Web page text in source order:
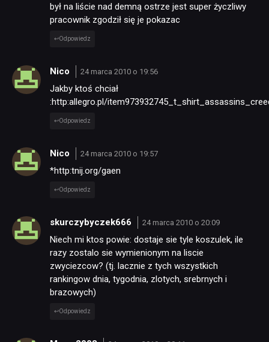
był na liście nad demną ostrze jest super życzliwy
pracownik zgodził się je pokazac
Odpowiedz
Nico 24 marca 2010 o 19:56
Jakby ktoś chciał
:http:allegro.pl/
Odpowiedz
Nico 24 marca 2010 o 19:57
*http:tnij.org/gaen
Odpowiedz
skurczybyczek666 24 marca 2010 o 20:09
Niech mi ktos powie: dostaje sie tyle koszulek, ile
razy zostalo sie wymienionym na liscie
zwyciezcow? (tj. lacznie z tych wszystkich
rankingow dnia, tygodnia, zlotych, srebrnych i
brazowych)
Odpowiedz